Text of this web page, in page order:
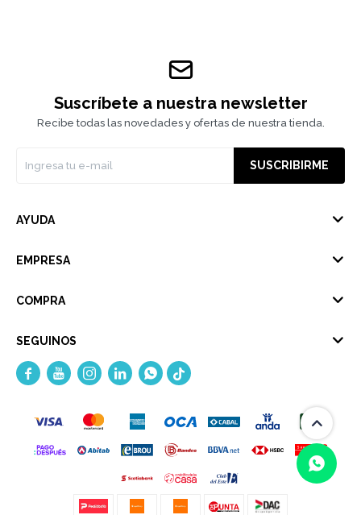
Suscríbete a nuestra newsletter
Recibe todas las novedades y ofertas de nuestra tienda.
SUSCRIBIRME
AYUDA
EMPRESA
COMPRA
SEGUINOS
    